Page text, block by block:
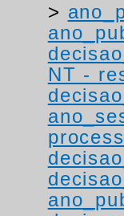
>
NT -